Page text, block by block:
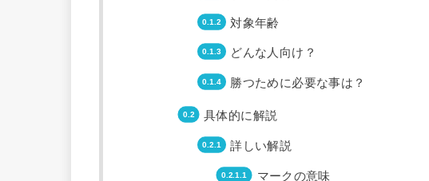
対象年齢
どんな人向け？
勝つために必要な事は？
具体的に解説
詳しい解説
マークの意味